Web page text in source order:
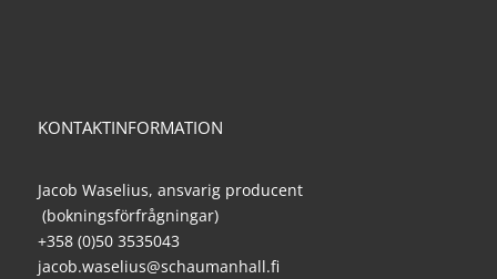
KONTAKTINFORMATION
Jacob Waselius, ansvarig producent
(bokningsförfrågningar)
+358 (0)50 3535043
jacob.waselius@schaumanhall.fi